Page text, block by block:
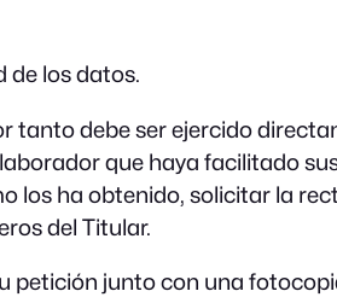
de los datos.
tanto debe ser ejercido
que haya facilitado
los ha obtenido, solicitar la
del Titular.
petición junto con una